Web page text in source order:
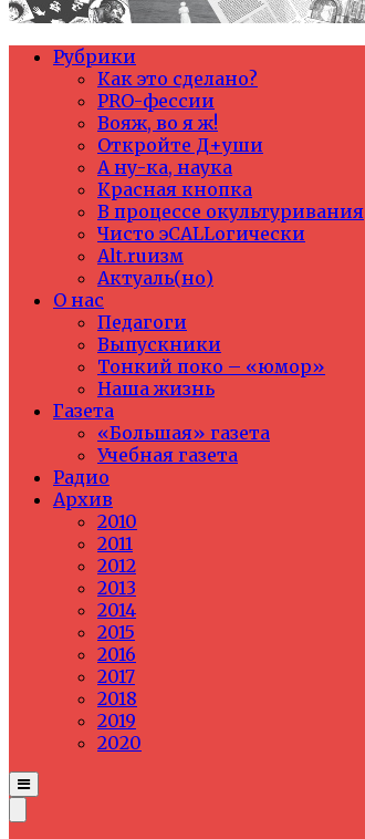
Рубрики
Как это сделано?
PRO-фессии
Вояж, во я ж!
Откройте Д+уши
А ну-ка, наука
Красная кнопка
В процессе окультуривания
Чисто эCALLогически
Alt.ruизм
Актуаль(но)
О нас
Педагоги
Выпускники
Тонкий поко – «юмор»
Наша жизнь
Газета
«Большая» газета
Учебная газета
Радио
Архив
2010
2011
2012
2013
2014
2015
2016
2017
2018
2019
2020